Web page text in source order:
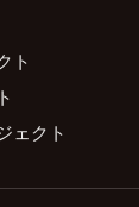
ト
ェクト